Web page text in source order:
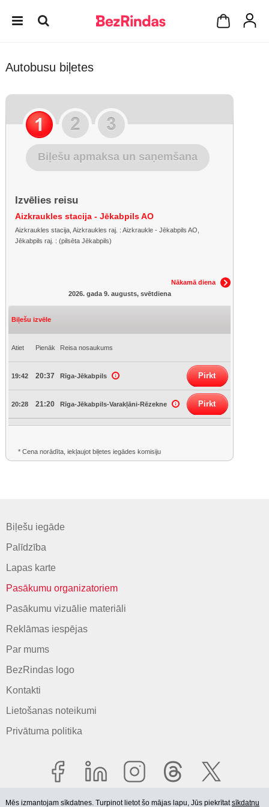
Autobusu biļetes
Biļešu apmaksa un saņemšana
Izvēlies reisu
Aizkraukles stacija - Jēkabpils AO
Aizkraukles stacija, Aizkraukles raj. : Aizkraukle - Jēkabpils AO,
Jēkabpils raj. : (pilsēta Jēkabpils)
Nākamā diena
2026. gada 9. augusts, svētdiena
Biļešu izvēle
Atiet Pienāk Reisa nosaukums
19:42 20:37 Rīga-Jēkabpils Pirkt
20:28 21:20 Rīga-Jēkabpils-Varakļāni-Rēzekne Pirkt
* Cena norādīta, iekļaujot biļetes iegādes komisiju
Biļešu iegāde
Palīdzība
Lapas karte
Pasākumu organizatoriem
Pasākumu vizuālie materiāli
Reklāmas iespējas
Par mums
BezRindas logo
Kontakti
Lietošanas noteikumi
Privātuma politika
Mēs izmantojam sīkdatnes. Turpinot lietot šo mājas lapu, Jūs piekrītatsīkdatņu